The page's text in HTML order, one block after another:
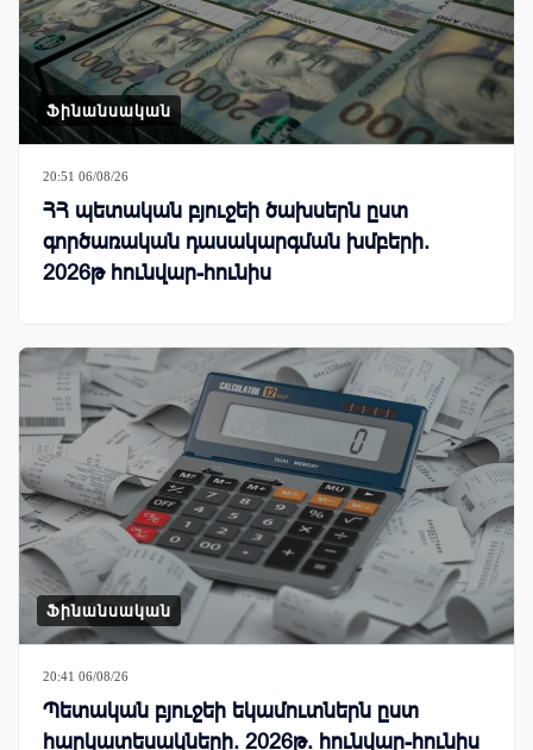
Ֆինանսական
20:51 06/08/26
ՀՀ պետական բյուջեի ծախսերն ըստ
գործառական դասակարգման խմբերի.
2026թ հունվար-հունիս
Ֆինանսական
20:41 06/08/26
Պետական բյուջեի եկամուտներն ըստ
հարկատեսակների. 2026թ. հունվար-հունիս